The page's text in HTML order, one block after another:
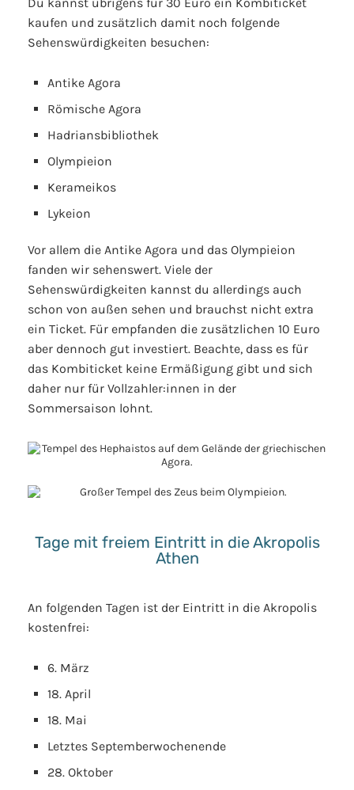
kaufen und zusätzlich damit noch folgende
Sehenswürdigkeiten besuchen:
Antike Agora
Römische Agora
Hadriansbibliothek
Olympieion
Kerameikos
Lykeion
Vor allem die Antike Agora und das Olympieion
fanden wir sehenswert. Viele der
Sehenswürdigkeiten kannst du allerdings auch
schon von außen sehen und brauchst nicht extra
ein Ticket. Für empfanden die zusätzlichen 10 Euro
aber dennoch gut investiert. Beachte, dass es für
das Kombiticket keine Ermäßigung gibt und sich
daher nur für Vollzahler:innen in der
Sommersaison lohnt.
Tage mit freiem Eintritt in die Akropolis
Athen
An folgenden Tagen ist der Eintritt in die Akropolis
kostenfrei:
6. März
18. April
18. Mai
Letztes Septemberwochenende
28. Oktober